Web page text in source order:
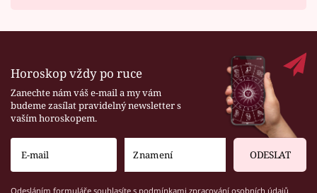
Horoskop vždy po ruce
Zanechte nám váš e-mail a my vám
budeme zasílat pravidelný newsletter s
vaším horoskopem.
ODESLAT
Odesláním formuláře souhlasíte s podmínkami zpracování osobních údajů